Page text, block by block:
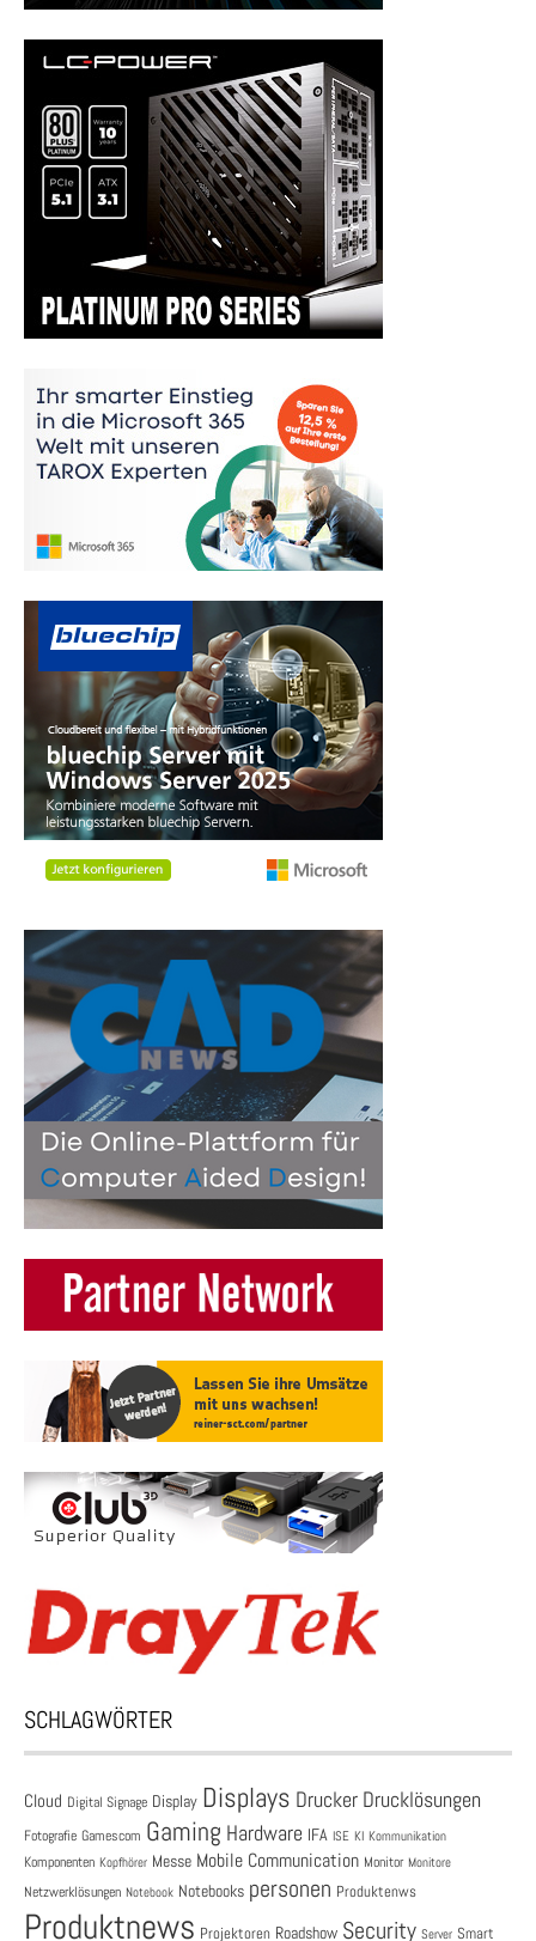
SCHLAGWÖRTER
Cloud Digital Signage Display Displays Drucker Drucklösungen
Fotografie Gamescom Gaming Hardware IFA ISE KI Kommunikation
Komponenten Kopfhörer Messe Mobile Communication Monitor Monitore
Netzwerklösungen Notebook Notebooks personen Produktenws
Produktnews Projektoren Roadshow Security Server Smart